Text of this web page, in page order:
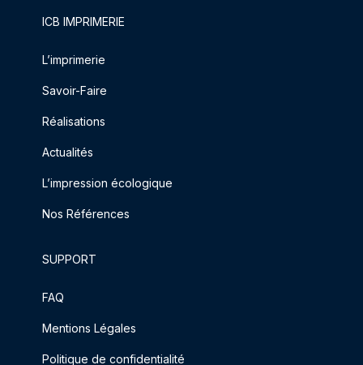
ICB IMPRIMERIE
L’imprimerie
Savoir-Faire
Réalisations
Actualités
L’impression écologique
Nos Références
SUPPORT
FAQ
Mentions Légales
Politique de confidentialité